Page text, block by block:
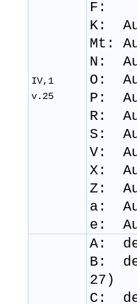
IV,1
v.25
F:
K:
Mt:
N:
O:
P:
R:
S:
V:
​X:
Z:
a:
e:
A:
B:
27)
C: